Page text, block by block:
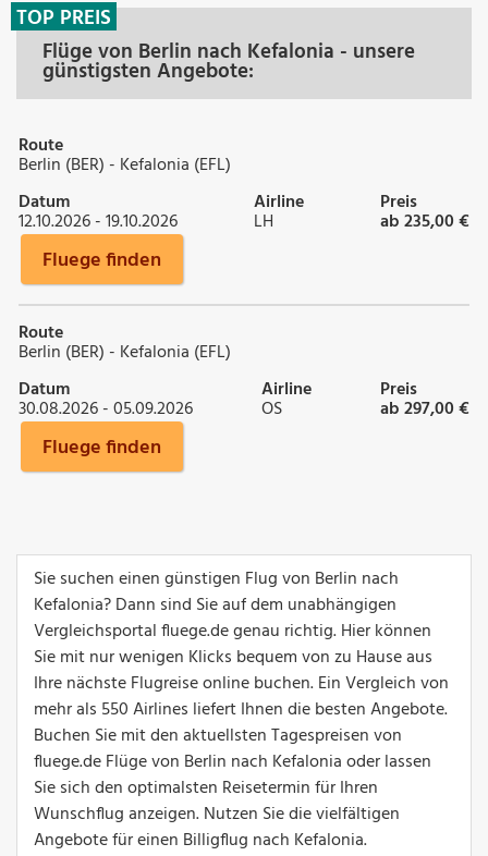
Flüge von Berlin nach Kefalonia - unsere
günstigsten Angebote:
TOP PREIS
Route
Berlin (BER) - Kefalonia (EFL)
Datum
12.10.2026 - 19.10.2026
Airline
LH
Preis
ab 235,00 €
Fluege finden
Route
Berlin (BER) - Kefalonia (EFL)
Datum
30.08.2026 - 05.09.2026
Airline
OS
Preis
ab 297,00 €
Fluege finden
Sie suchen einen günstigen Flug von Berlin nach
Kefalonia? Dann sind Sie auf dem unabhängigen
Vergleichsportal fluege.de genau richtig. Hier können
Sie mit nur wenigen Klicks bequem von zu Hause aus
Ihre nächste Flugreise online buchen. Ein Vergleich von
mehr als 550 Airlines liefert Ihnen die besten Angebote.
Buchen Sie mit den aktuellsten Tagespreisen von
fluege.de Flüge von Berlin nach Kefalonia oder lassen
Sie sich den optimalsten Reisetermin für Ihren
Wunschflug anzeigen. Nutzen Sie die vielfältigen
Angebote für einen Billigflug nach Kefalonia.